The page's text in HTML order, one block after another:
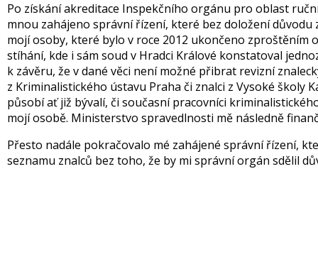
Po získání akreditace Inspekčního orgánu pro oblast
mnou zahájeno správní řízení, které bez doložení
mojí osoby, které bylo v roce 2012 ukončeno zproštěním
stíhání, kde i sám soud v Hradci Králové konstatoval
k závěru, že v dané věci není možné přibrat revizní
z Kriminalistického ústavu Praha či znalci z Vysoké školy
působí ať již bývalí, či současní pracovníci
mojí osobě. Ministerstvo spravedlnosti mě následně
Přesto nadále pokračovalo mé zahájené správní řízení,
seznamu znalců bez toho, že by mi správní orgán sdělil